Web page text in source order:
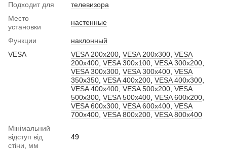
Подходит для
телевизора
Место
установки
настенные
Функции
наклонный
VESA
VESA 200x200 VESA 200x300 VESA
200x400 VESA 300x100 VESA 300x200
VESA 300x300 VESA 300x400 VESA
350x350 VESA 400x200 VESA 400x300
VESA 400x400 VESA 500x200 VESA
500x300 VESA 500x400 VESA 600x200
VESA 600x300 VESA 600x400 VESA
700x400 VESA 800x200 VESA 800x400
Мінімальний
відступ від
стіни, мм
49